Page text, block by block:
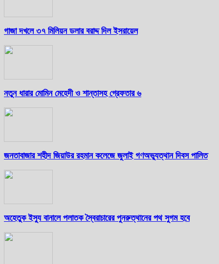
গাজা দখলে ৩৭ মিলিয়ন ডলার বরাদ্দ দিল ইসরায়েল
নতুন ধারার মোমিন মেহেদী ও শান্তাসহ গ্রেফতার ৬
জনতাবাজার শহীদ জিয়াউর রহমান কলেজে জুলাই গণঅভ্যুত্থান দিবস পালিত
অহেতুক ইস্যু বানালে পলাতক স্বৈরাচারের পুনরুত্থানের পথ সুগম হবে